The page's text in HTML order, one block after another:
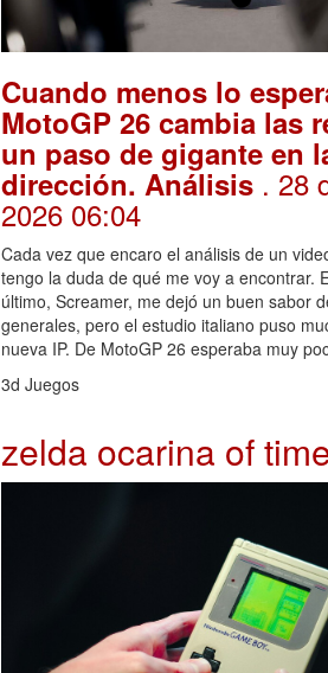
Cuando menos lo
MotoGP 26 cambia las
un paso de gigante en
dirección. Análisis . 28
2026 06:04
Cada vez que encaro el análisis de un
tengo la duda de qué me voy a encontrar.
último, Screamer, me dejó un buen sabor
generales, pero el estudio italiano puso
nueva IP. De MotoGP 26 esperaba muy
3d Juegos
zelda ocarina of